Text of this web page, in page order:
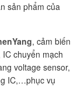
sản phẩm của
, cảm biến
chuyển mạch
voltage sensor,
IC,…phục vụ